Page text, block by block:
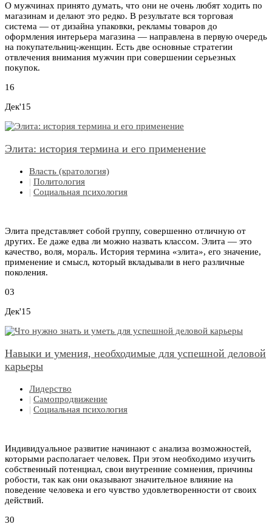
О мужчинах принято думать, что они не очень любят ходить по
магазинам и делают это редко. В результате вся торговая
система — от дизайна упаковки, рекламы товаров до
оформления интерьера магазина — направлена в первую очередь
на покупательниц-женщин. Есть две основные стратегии
отвлечения внимания мужчин при совершении серьезных
покупок.
16
Дек'15
Элита: история термина и его применение
Власть (кратология)
| Политология
| Социальная психология
Элита представляет собой группу, совершенно отличную от
других. Ее даже едва ли можно назвать классом. Элита — это
качество, воля, мораль. История термина «элита», его значение,
применение и смысл, который вкладывали в него различные
поколения.
03
Дек'15
Навыки и умения, необходимые для успешной деловой
карьеры
Лидерство
| Самопродвижение
| Социальная психология
Индивидуальное развитие начинают с анализа возможностей,
которыми располагает человек. При этом необходимо изучить
собственный потенциал, свои внутренние сомнения, причины
робости, так как они оказывают значительное влияние на
поведение человека и его чувство удовлетворенности от своих
действий.
30